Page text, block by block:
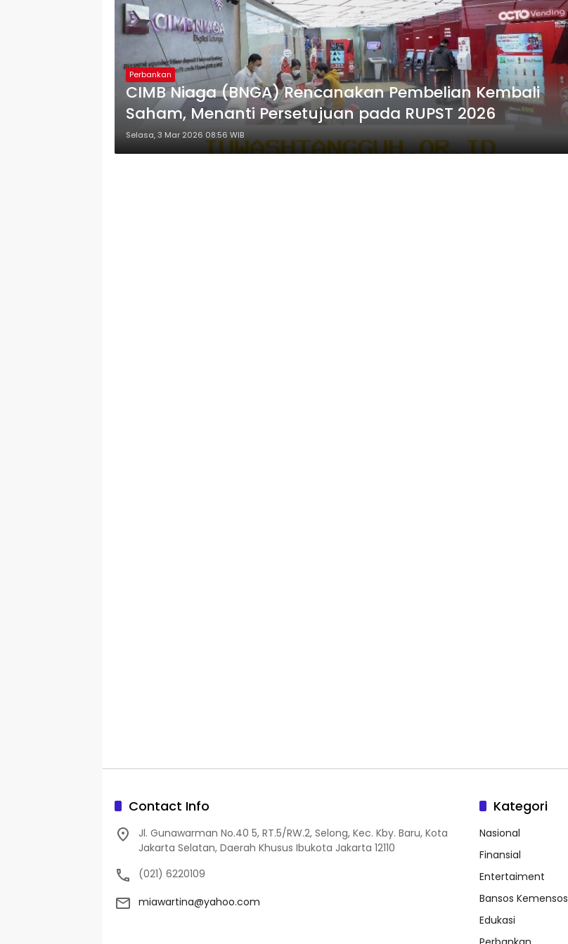
Perbankan
CIMB Niaga (BNGA) Rencanakan Pembelian Kembali
Saham, Menanti Persetujuan pada RUPST 2026
Selasa, 3 Mar 2026 08:56 WIB
Contact Info
Jl. Gunawarman No.40 5, RT.5/RW.2, Selong, Kec. Kby. Baru, Kota
Jakarta Selatan, Daerah Khusus Ibukota Jakarta 12110
(021) 6220109
miawartina@yahoo.com
Kategori
Nasional
Finansial
Entertaiment
Bansos Kemensos
Edukasi